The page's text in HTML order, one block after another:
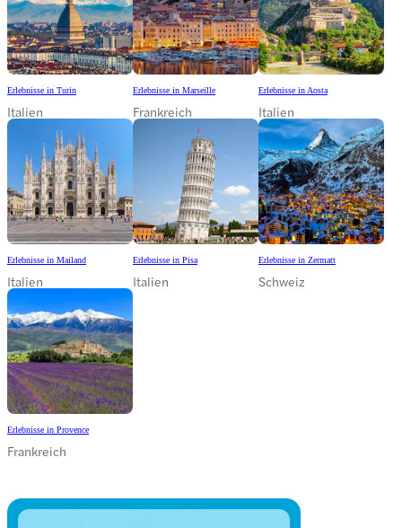
Erlebnisse in Turin
Italien
Erlebnisse in Marseille
Frankreich
Erlebnisse in Aosta
Italien
Erlebnisse in Mailand
Italien
Erlebnisse in Pisa
Italien
Erlebnisse in Zermatt
Schweiz
Erlebnisse in Provence
Frankreich